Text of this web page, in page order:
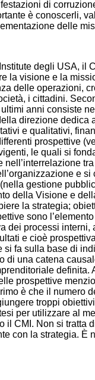
di
è conoscerli,
delle
degli USA, il
la visione e la
delle operazioni,
i cittadini.
anni consiste
direzione
e qualitativi,
prospettive
le quali si
e
gestione
della Visione e
la strategia;
sono
dei processi
e cioè
fa sulla base di
una catena
prospettive
è che il
troppi
per utilizzare al
il CMI. Non si
con la strategia.